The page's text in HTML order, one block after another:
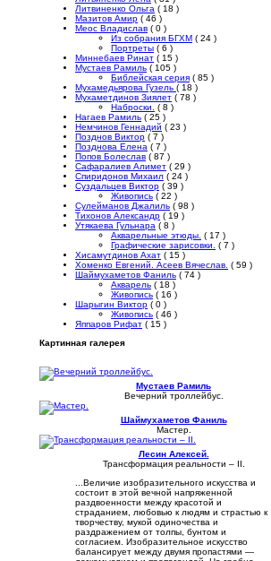
Литвиненко Ольга ( 18 )
Мазитов Амир ( 46 )
Меос Владислав ( 0 )
Из собрания БГХМ ( 24 )
Портреты ( 6 )
Миннебаев Ринат ( 15 )
Мустаев Рамиль ( 105 )
Библейская серия ( 85 )
Мухамедьярова Гузель ( 18 )
Мухаметдинов Зиялет ( 78 )
Наброски. ( 8 )
Нагаев Рамиль ( 25 )
Немчинов Геннадий ( 23 )
Позднов Виктор ( 7 )
Позднова Елена ( 7 )
Попов Болеслав ( 87 )
Сафаралиев Алимет ( 29 )
Спиридонов Михаил ( 24 )
Суздальцев Виктор ( 39 )
Живопись ( 22 )
Сулейманов Джалиль ( 98 )
Тихонов Александр ( 19 )
Утякаева Гульнара ( 8 )
Акварельные этюды. ( 17 )
Графические зарисовки. ( 7 )
Хисамутдинов Ахат ( 15 )
Хоменко Евгений. Асеев Вячеслав. ( 59 )
Шаймухаметов Фаниль ( 74 )
Акварель ( 18 )
Живопись ( 16 )
Шарыгин Виктор ( 0 )
Живопись ( 46 )
Яппаров Рифат ( 15 )
Картинная галерея
Мустаев Рамиль
Вечерний троллейбус.
Шаймухаметов Фаниль
Мастер.
Лесин Алексей.
Трансформация реальности – II.
...Величие изобразительного искусства и
состоит в этой вечной напряженной
раздвоенности между красотой и
страданием, любовью к людям и страстью к
творчеству, мукой одиночества и
раздражением от толпы, бунтом и
согласием. Изобразительное искусство
балансирует между двумя пропастями —